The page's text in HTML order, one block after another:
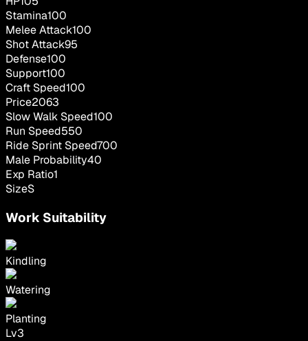
Stamina100
Melee Attack100
Shot Attack95
Defense100
Support100
Craft Speed100
Price2063
Slow Walk Speed100
Run Speed550
Ride Sprint Speed700
Male Probability40
Exp Ratio1
SizeS
Work Suitability
Kindling
Watering
Planting
Lv3